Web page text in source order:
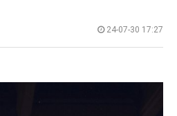
24-07-30 17:27